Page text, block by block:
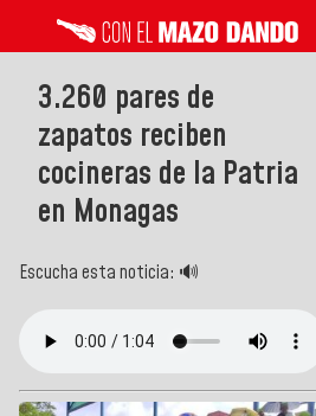
​3.260 pares de
zapatos reciben
cocineras de la Patria
en Monagas
Escucha esta noticia: 🔊